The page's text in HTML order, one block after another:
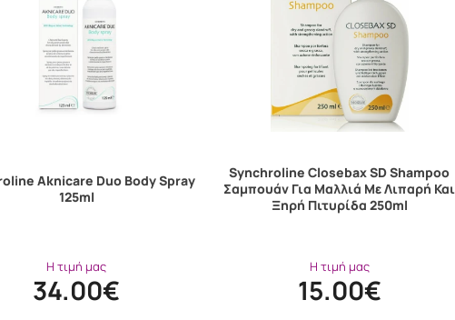
Aknicare Duo Body Spray
125ml
Η τιμή μας
34.00€
Synchroline Closebax SD Shampoo
Σαμπουάν Για Μαλλιά Με Λιπαρή Και
Ξηρή Πιτυρίδα 250ml
Η τιμή μας
15.00€